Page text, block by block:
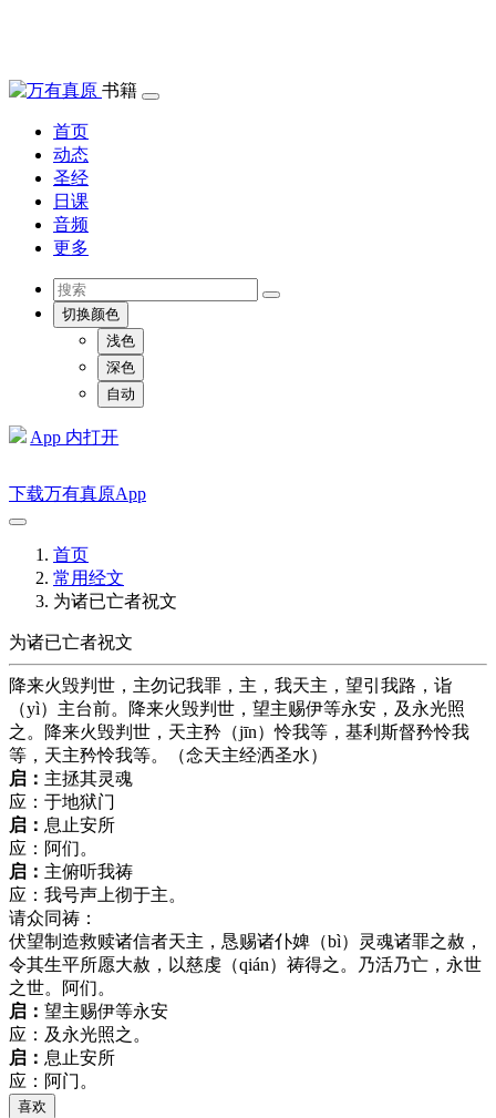
书籍
首页
动态
圣经
日课
音频
更多
切换颜色
浅色
深色
自动
App 内打开
下载万有真原App
首页
常用经文
为诸已亡者祝文
为诸已亡者祝文
降来火毁判世，主勿记我罪，主，我天主，望引我路，诣
（yì）主台前。降来火毁判世，望主赐伊等永安，及永光照
之。降来火毁判世，天主矜（jīn）怜我等，基利斯督矜怜我
等，天主矜怜我等。（念天主经洒圣水）
启： 主拯其灵魂
应：于地狱门
启： 息止安所
应：阿们。
启： 主俯听我祷
应：我号声上彻于主。
请众同祷：
伏望制造救赎诸信者天主，恳赐诸仆婢（bì）灵魂诸罪之赦，
令其生平所愿大赦，以慈虔（qián）祷得之。乃活乃亡，永世
之世。阿们。
启： 望主赐伊等永安
应：及永光照之。
启： 息止安所
应：阿门。
喜欢